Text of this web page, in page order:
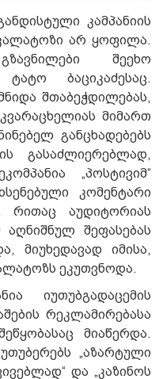
კამპანიის
არ ყოფილა.
შეეხო
ტატო ბაციკაძესაც.
შთაბეჭდილებას,
მიმართ
განცხადებებს
გასაძლიერებლად,
„პოსტივიმ“
კომენტარი
რითაც აუდიტორიას
შეფასებას
მიუხედავად იმისა,
ეკუთვნოდა.
იუთუბგადაცემის
რეკლამირებასა
მიაწერდა.
„აზარტული
და „კაზინოს